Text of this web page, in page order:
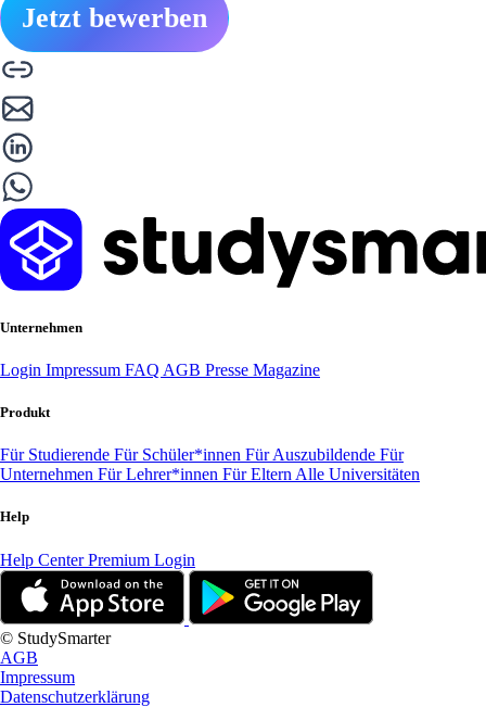
Jetzt bewerben
Unternehmen
Login Impressum FAQ AGB Presse Magazine
Produkt
Für Studierende Für Schüler*innen Für Auszubildende Für
Unternehmen Für Lehrer*innen Für Eltern Alle Universitäten
Help
Help CenterPremium Login
© StudySmarter
AGB
Impressum
Datenschutzerklärung